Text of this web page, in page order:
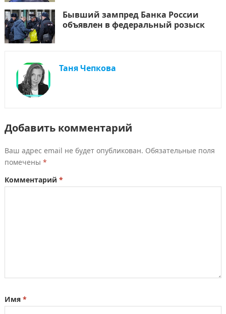
Бывший зампред Банка России
объявлен в федеральный розыск
Таня Чепкова
Добавить комментарий
Ваш адрес email не будет опубликован. Обязательные поля
помечены *
Комментарий *
Имя *